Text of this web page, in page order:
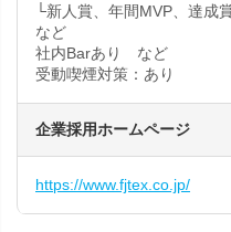
└新人賞、年間MVP、達成
など
社内Barあり など
受動喫煙対策：あり
企業採用ホームページ
https://www.fjtex.co.jp/